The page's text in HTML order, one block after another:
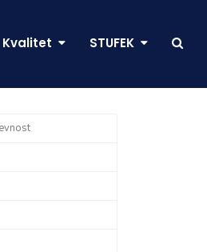
Kvalitet STUFEK